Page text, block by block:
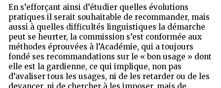
En s’efforçant ainsi d’étudier quelles évolutions
pratiques il serait souhaitable de recommander, mais
aussi à quelles difficultés linguistiques la démarche
peut se heurter, la commission s’est conformée aux
méthodes éprouvées à l’Académie, qui a toujours
fondé ses recommandations sur le « bon usage » dont
elle est la gardienne, ce qui implique, non pas
d’avaliser tous les usages, ni de les retarder ou de les